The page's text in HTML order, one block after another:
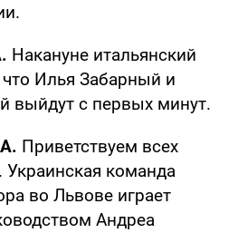
Накануне итальянский
Илья Забарный и
выйдут с первых минут.
Приветствуем всех
команда
во Львове играет
Андреа